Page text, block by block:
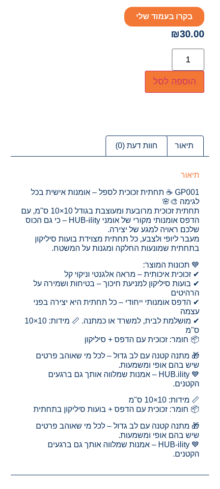
בקרו בעמוד שלי
₪30.00
הוספה לסל
תיאור חוות דעת (0)
תיאור
GP001 ☕ תחתית זכוכית לספל – אומנות אישית בכל
לגימה 🎨🌸
תחתית זכוכית מרובעת ומעוצבת בגודל 10×10 ס"מ, עם
הדפס אומנותי מקורי של אומני HUB-ility – כי גם הכוס
שלכם ראויה למגע של יצירה.
מעבר ליופי ולצבע, כל תחתית מצוידת בועות סיליקון
בתחתית שמונעות החלקה ומגנות על המשטח.
💙 תכונות המוצר:
✔ זכוכית איכותית – מראה אלגנטי וניקוי קל
✔ בועות סיליקון למניעת חיכוך – בטיחות ושמירה על
הרהיטים
✔ הדפס אומנותי ייחודי – כל תחתית היא יצירה בפני
עצמה
✔ מושלמת לבית, למשרד או כמתנה. 📏 מידות: 10×10
ס"מ
📦 חומר: זכוכית עם הדפס + סיליקון
🎁 מתנה קטנה עם לב גדול – לכל מי שאוהב פרטים
שיש בהם אופי ומשמעות.
💙 HUB.ility – אמנות שמלווה אותך גם ברגעים
הקטנים.
📏 מידות: 10×10 ס"מ
📦 חומר: זכוכית עם הדפס + בועות סיליקון בתחתית
🎁 מתנה קטנה עם לב גדול – לכל מי שאוהב פרטים
שיש בהם אופי ומשמעות.
💙 HUB-ility – אמנות שמלווה אותך גם ברגעים
הקטנים.